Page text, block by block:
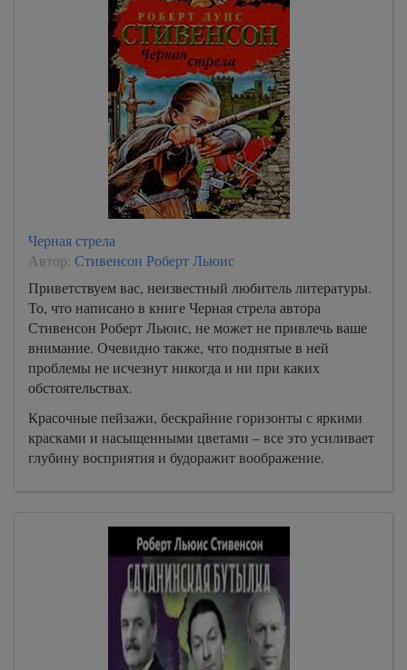
Черная стрела
Автор: Стивенсон Роберт Льюис
Приветствуем вас, неизвестный любитель литературы.
То, что написано в книге Черная стрела автора
Стивенсон Роберт Льюис, не может не привлечь ваше
внимание. Очевидно также, что поднятые в ней
проблемы не исчезнут никогда и ни при каких
обстоятельствах.
Красочные пейзажи, бескрайние горизонты с яркими
красками и насыщенными цветами – все это усиливает
глубину восприятия и будоражит воображение.